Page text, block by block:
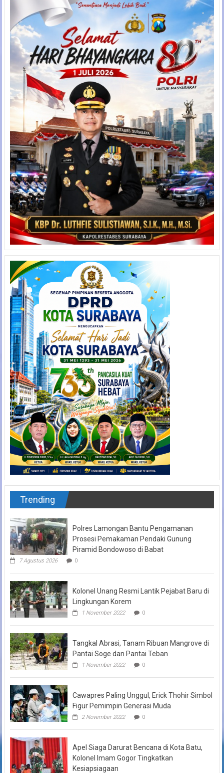
Trending
Polres Lamongan Bantu Pengamanan
Prosesi Pemakaman Pendaki Gunung
Piramid Bondowoso di Babat
7 Agustus 2026 0
Kolonel Unang Resmi Lantik Pejabat Baru di
Lingkungan Korem
1 November 2022 0
Tangkal Abrasi, Tanam Ribuan Mangrove di
Pantai Soge dan Pantai Teban
1 November 2022 0
Cawapres Paling Unggul, Erick Thohir Simbol
Figur Pemimpin Generasi Muda
2 November 2022 0
Apel Siaga Darurat Bencana di Kota Batu,
Kolonel Imam Gogor Tingkatkan
Kesiapsiagaan